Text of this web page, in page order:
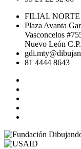
FILIAL
Plaza Avanta
Vasconcelos
Nuevo León
81 4444 8643